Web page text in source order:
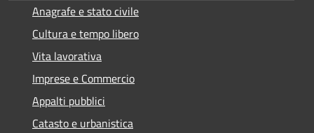
Anagrafe e stato civile
Cultura e tempo libero
Vita lavorativa
Imprese e Commercio
Appalti pubblici
Catasto e urbanistica